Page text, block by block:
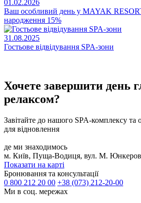
01.02.2026
Ваш особливий день у MAYAK
народження 15%
31.08.2025
Гостьове відвідування SPA-зони
Хочете завершити день
релаксом?
Завітайте до нашого SPA-комплексу та
для відновлення
де ми знаходимось
м. Київ, Пуща-Водиця, вул. М.
Показати на карті
Бронювання та консультації
0 800 212 20 00 +38 (073) 212-20-00
Ми в соц. мережах